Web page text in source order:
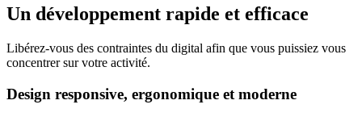
Un développement rapide et efficace
Libérez-vous des contraintes du digital afin que vous puissiez vous
concentrer sur votre activité.
Design responsive, ergonomique et moderne